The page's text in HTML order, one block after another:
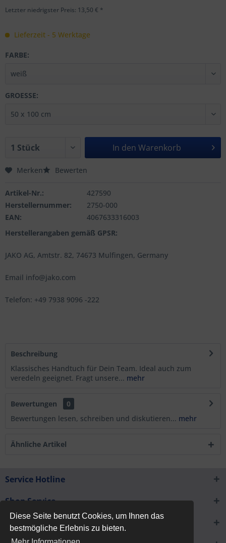
Diese Seite benutzt Cookies, um Ihnen das
bestmögliche Erlebnis zu bieten.
Letzter niedrigster Preis: 13,50 € *
Lieferzeit - 5 Werktage
FARBE:
GROESSE:
In den Warenkorb
Merken Bewerten
Artikel-Nr.:
427590
Herstellernummer:
2750-000
EAN:
4067633316003
Herstellerangaben gemäß GPSR:
JAKO AG, Amtstr. 82, 74673 Mulfingen, Germany
Email info@jako.com
Telefon: +49 7938 9096 -222
Beschreibung
Klassisches Handtuch für Dein Team. Ideal auch zum
veredeln geeignet. Fragt unsere... mehr
Bewertungen
0
Bewertungen lesen, schreiben und diskutieren... mehr
Ähnliche Artikel
Service Hotline
Shop Service
Informationen